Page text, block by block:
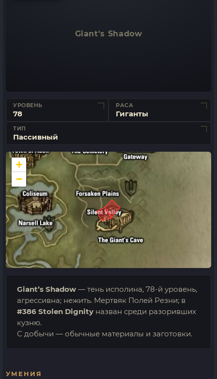
Giant's Shadow
УРОВЕНЬ
78
РАСА
Гиганты
ТИП
Пассивный
+
−
Giant’s Shadow — тень исполина, 78-й уровень,
агрессивна; нежить. Мертвяк Полей Резни; в
#386 Stolen Dignity назван среди разоривших
кузню.
С добычи — обычные материалы и заготовки.
УМЕНИЯ